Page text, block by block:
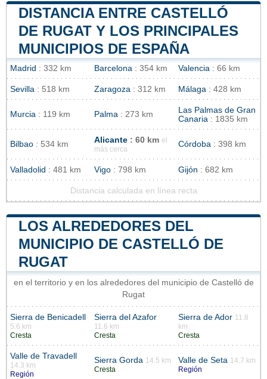
DISTANCIA ENTRE CASTELLÓ
DE RUGAT Y LOS PRINCIPALES
MUNICIPIOS DE ESPAÑA
Madrid : 332 km Barcelona : 354 km Valencia : 66 km
Sevilla : 518 km Zaragoza : 312 km Málaga : 428 km
Murcia : 119 km Palma : 273 km
Las Palmas de Gran
Canaria : 1835 km
Bilbao : 534 km Alicante : 60 km el
más cerca
Córdoba : 398 km
Valladolid : 481 km Vigo : 798 km Gijón : 682 km
Distancia calculada en línea recta
LOS ALREDEDORES DEL
MUNICIPIO DE CASTELLÓ DE
RUGAT
en el territorio y en los alrededores del municipio de Castelló de
Rugat
Sierra de Benicadell
5.6 km
Cresta
Sierra del Azafor
11.6 km
Cresta
Sierra de Ador 11.8
km
Cresta
Valle de Travadell
14.3 km
Región
Sierra Gorda 14.5 km
Cresta
Valle de Seta 14.7 km
Región